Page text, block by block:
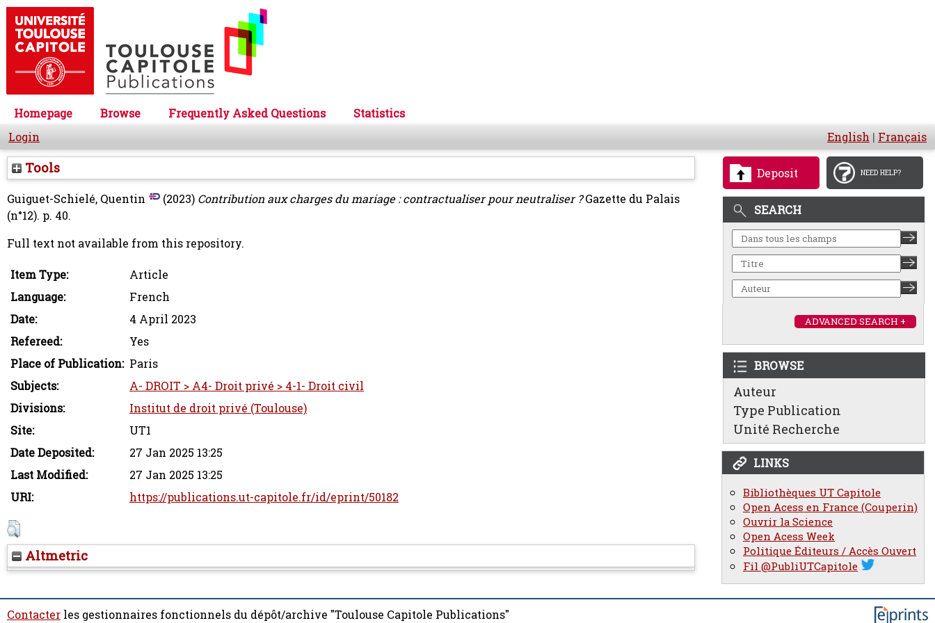
Homepage Browse Frequently Asked Questions
Statistics
Login
English | Français
Deposit NEED HELP?
SEARCH
ADVANCED SEARCH +
BROWSE
Auteur
Type Publication
Unité Recherche
LINKS
Bibliothèques UT Capitole
Open Acess en France (Couperin)
Ouvrir la Science
Open Acess Week
Politique Éditeurs / Accès Ouvert
Fil @PubliUTCapitole
Tools
Guiguet-Schielé, Quentin (2023) Contribution aux charges du mariage : contractualiser pour neutraliser ? Gazette du Palais
(n°12). p. 40.
Full text not available from this repository.
Item Type:
Article
Language:
French
Date:
4 April 2023
Refereed:
Yes
Place of Publication: Paris
Subjects:
A- DROIT > A4- Droit privé > 4-1- Droit civil
Divisions:
Institut de droit privé (Toulouse)
Site:
UT1
Date Deposited:
27 Jan 2025 13:25
Last Modified:
27 Jan 2025 13:25
URI:
https://publications.ut-capitole.fr/id/eprint/50182
Altmetric
Contacter les gestionnaires fonctionnels du dépôt/archive "Toulouse Capitole Publications"